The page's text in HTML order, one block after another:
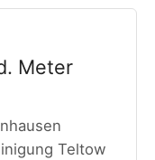
Meter
Teltow